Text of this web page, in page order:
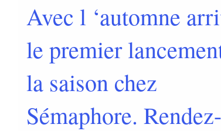
Avec l ‘automne
le premier
la saison chez
Sémaphore. Rendez-